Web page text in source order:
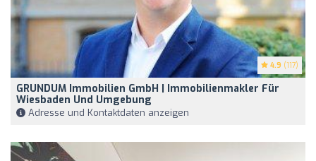
4.9 (117)
GRUNDUM Immobilien GmbH | Immobilienmakler Für
Wiesbaden Und Umgebung
Adresse und Kontaktdaten anzeigen